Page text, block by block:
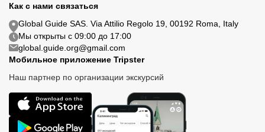
Как с нами связаться
Global Guide SAS. Via Attilio Regolo 19, 00192 Roma, Italy
Мы открыты с 09:00 до 17:00
global.guide.org@gmail.com
Мобильное приложение Tripster
Наш партнер по организации экскурсий